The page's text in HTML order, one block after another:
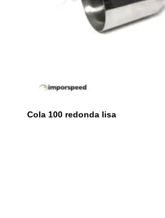
Cola 100 redonda lisa